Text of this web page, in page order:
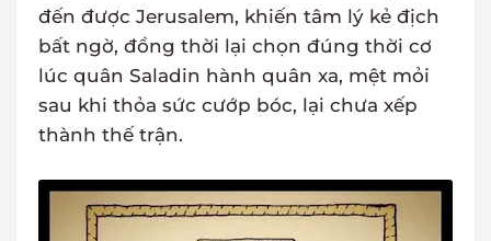
đến được Jerusalem, khiến tâm lý kẻ địch
bất ngờ, đồng thời lại chọn đúng thời cơ
lúc quân Saladin hành quân xa, mệt mỏi
sau khi thỏa sức cướp bóc, lại chưa xếp
thành thế trận.